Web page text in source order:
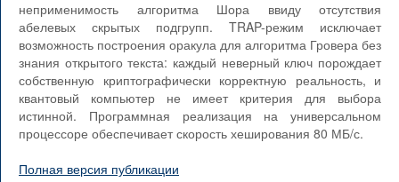
неприменимость алгоритма Шора ввиду отсутствия
абелевых скрытых подгрупп. TRAP-режим исключает
возможность построения оракула для алгоритма Гровера без
знания открытого текста: каждый неверный ключ порождает
собственную криптографически корректную реальность, и
квантовый компьютер не имеет критерия для выбора
истинной. Программная реализация на универсальном
процессоре обеспечивает скорость хеширования 80 МБ/с.
Полная версия публикации